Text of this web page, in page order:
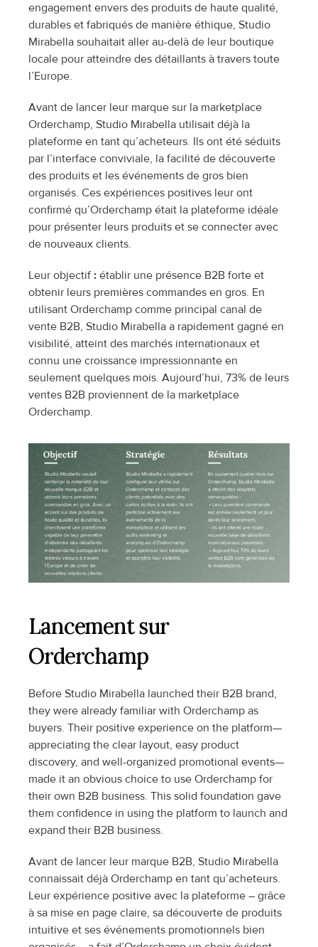
engagement envers des produits de haute qualité,
durables et fabriqués de manière éthique, Studio
Mirabella souhaitait aller au-delà de leur boutique
locale pour atteindre des détaillants à travers toute
l’Europe.
Avant de lancer leur marque sur la marketplace
Orderchamp, Studio Mirabella utilisait déjà la
plateforme en tant qu’acheteurs. Ils ont été séduits
par l’interface conviviale, la facilité de découverte
des produits et les événements de gros bien
organisés. Ces expériences positives leur ont
confirmé qu’Orderchamp était la plateforme idéale
pour présenter leurs produits et se connecter avec
de nouveaux clients.
Leur objectif : établir une présence B2B forte et
obtenir leurs premières commandes en gros. En
utilisant Orderchamp comme principal canal de
vente B2B, Studio Mirabella a rapidement gagné en
visibilité, atteint des marchés internationaux et
connu une croissance impressionnante en
seulement quelques mois. Aujourd’hui, 73% de leurs
ventes B2B proviennent de la marketplace
Orderchamp.
Lancement sur
Orderchamp
Before Studio Mirabella launched their B2B brand,
they were already familiar with Orderchamp as
buyers. Their positive experience on the platform—
appreciating the clear layout, easy product
discovery, and well-organized promotional events—
made it an obvious choice to use Orderchamp for
their own B2B business. This solid foundation gave
them confidence in using the platform to launch and
expand their B2B business.
Avant de lancer leur marque B2B, Studio Mirabella
connaissait déjà Orderchamp en tant qu’acheteurs.
Leur expérience positive avec la plateforme – grâce
à sa mise en page claire, sa découverte de produits
intuitive et ses événements promotionnels bien